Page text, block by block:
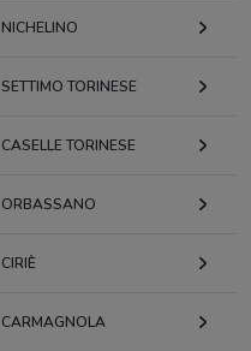
NICHELINO
SETTIMO TORINESE
CASELLE TORINESE
ORBASSANO
CIRIÈ
CARMAGNOLA